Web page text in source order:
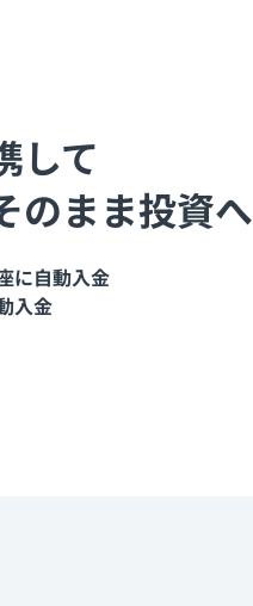
して
のまま投資へ
に自動入金
入金